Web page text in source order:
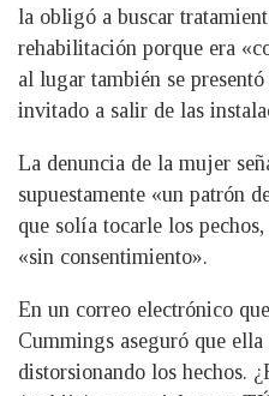
la obligó a buscar
rehabilitación porque era
al lugar también se
invitado a salir de las
La denuncia de la mujer
supuestamente «un patrón
que solía tocarle los
«sin consentimiento».
En un correo electrónico
Cummings aseguró que
distorsionando los hechos.